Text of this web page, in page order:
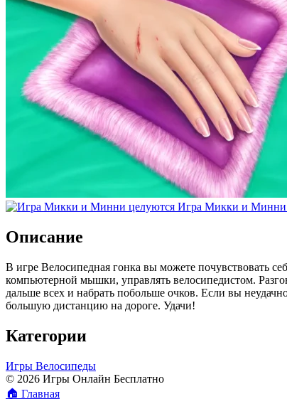
Игра Микки и Минни
Описание
В игре Велосипедная гонка вы можете почувствовать
компьютерной мышки, управлять велосипедистом.
дальше всех и набрать побольше очков. Если вы
большую дистанцию на дороге. Удачи!
Категории
Игры Велосипеды
© 2026 Игры Онлайн Бесплатно
🏠 Главная